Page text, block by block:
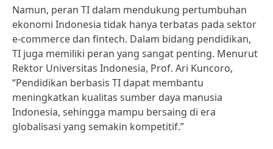
Namun, peran TI dalam mendukung pertumbuhan
ekonomi Indonesia tidak hanya terbatas pada sektor
e-commerce dan fintech. Dalam bidang pendidikan,
TI juga memiliki peran yang sangat penting. Menurut
Rektor Universitas Indonesia, Prof. Ari Kuncoro,
“Pendidikan berbasis TI dapat membantu
meningkatkan kualitas sumber daya manusia
Indonesia, sehingga mampu bersaing di era
globalisasi yang semakin kompetitif.”